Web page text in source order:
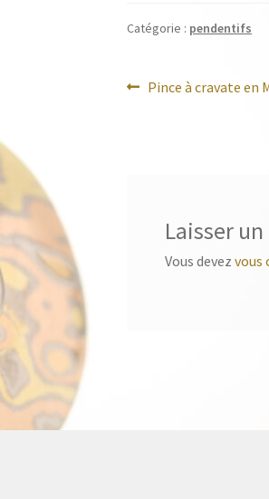
Catégorie : pendentifs
Navigation
Article
Pince à cravate en
Laisser
Vous devez vous